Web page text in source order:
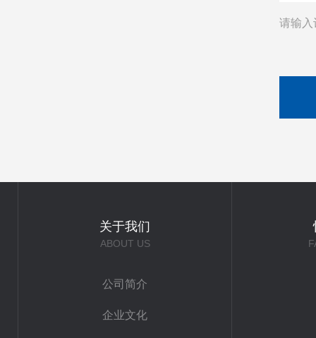
请输入
关于我们
ABOUT US
公司简介
企业文化